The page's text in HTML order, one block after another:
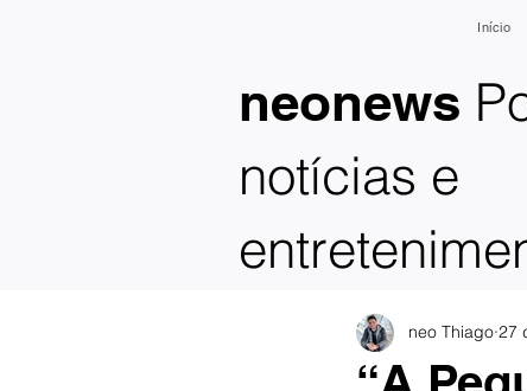
neonews
notícias e
Início
neo Thiago 27